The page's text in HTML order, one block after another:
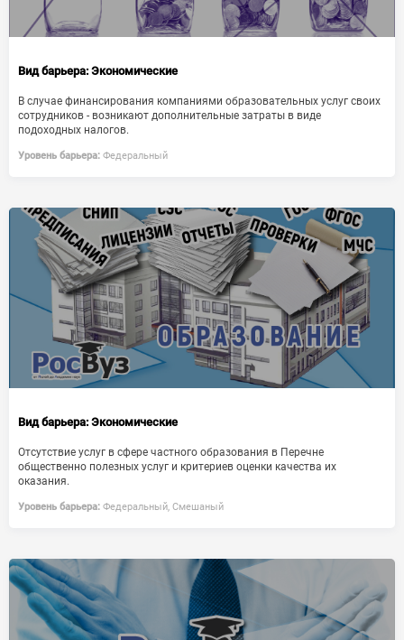
Вид барьера: Экономические
В случае финансирования компаниями образовательных услуг своих
сотрудников - возникают дополнительные затраты в виде
подоходных налогов.
Уровень барьера: Федеральный
Вид барьера: Экономические
Отсутствие услуг в сфере частного образования в Перечне
общественно полезных услуг и критериев оценки качества их
оказания.
Уровень барьера: Федеральный, Смешаный